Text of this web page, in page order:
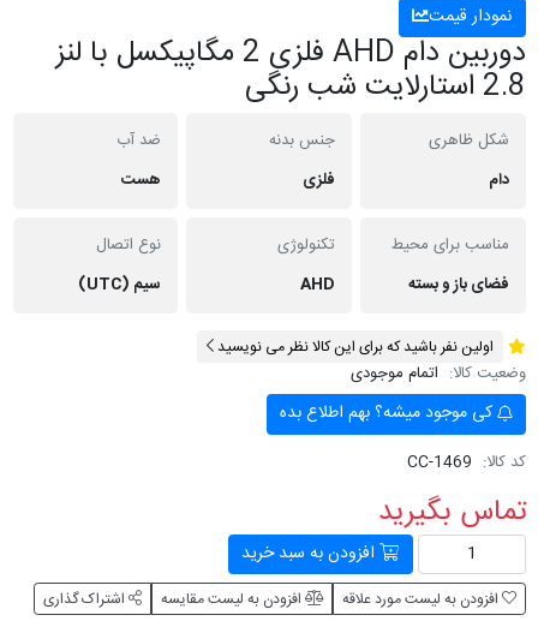
نمودار قیمت
دوربین دام AHD فلزی 2 مگاپیکسل با لنز
2.8 استارلایت شب رنگی
شکل ظاهری
دام
جنس بدنه
فلزی
ضد آب
هست
مناسب برای محیط
فضای باز و بسته
تکنولوژی
AHD
نوع اتصال
سیم (UTC)
اولین نفر باشید که برای این کالا نظر می نویسید
وضعیت کالا: اتمام موجودی
کی موجود میشه؟ بهم اطلاع بده
کد کالا: CC-1469
تماس بگیرید
افزودن به سبد خرید
افزودن به لیست مورد علاقه افزودن به لیست مقایسه اشتراک گذاری